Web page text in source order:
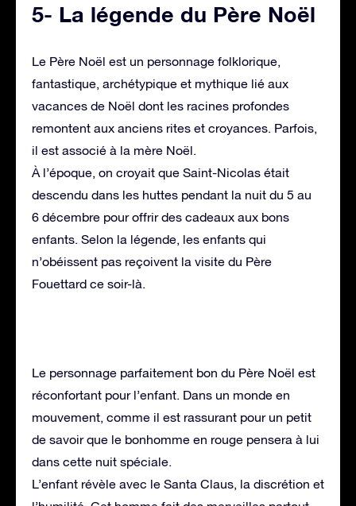
5- La légende du Père Noël
Le Père Noël est un personnage folklorique,
fantastique, archétypique et mythique lié aux
vacances de Noël dont les racines profondes
remontent aux anciens rites et croyances. Parfois,
il est associé à la mère Noël.
À l’époque, on croyait que Saint-Nicolas était
descendu dans les huttes pendant la nuit du 5 au
6 décembre pour offrir des cadeaux aux bons
enfants. Selon la légende, les enfants qui
n’obéissent pas reçoivent la visite du Père
Fouettard ce soir-là.
Le personnage parfaitement bon du Père Noël est
réconfortant pour l’enfant. Dans un monde en
mouvement, comme il est rassurant pour un petit
de savoir que le bonhomme en rouge pensera à lui
dans cette nuit spéciale.
L’enfant révèle avec le Santa Claus, la discrétion et